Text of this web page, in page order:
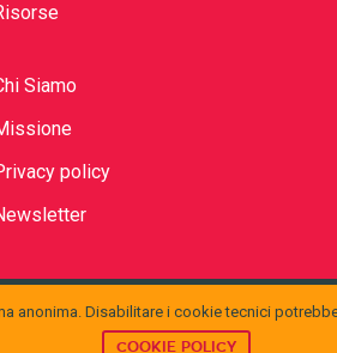
Siamo
policy
International License.
anonima. Disabilitare i cookie tecnici
COOKIE POLICY